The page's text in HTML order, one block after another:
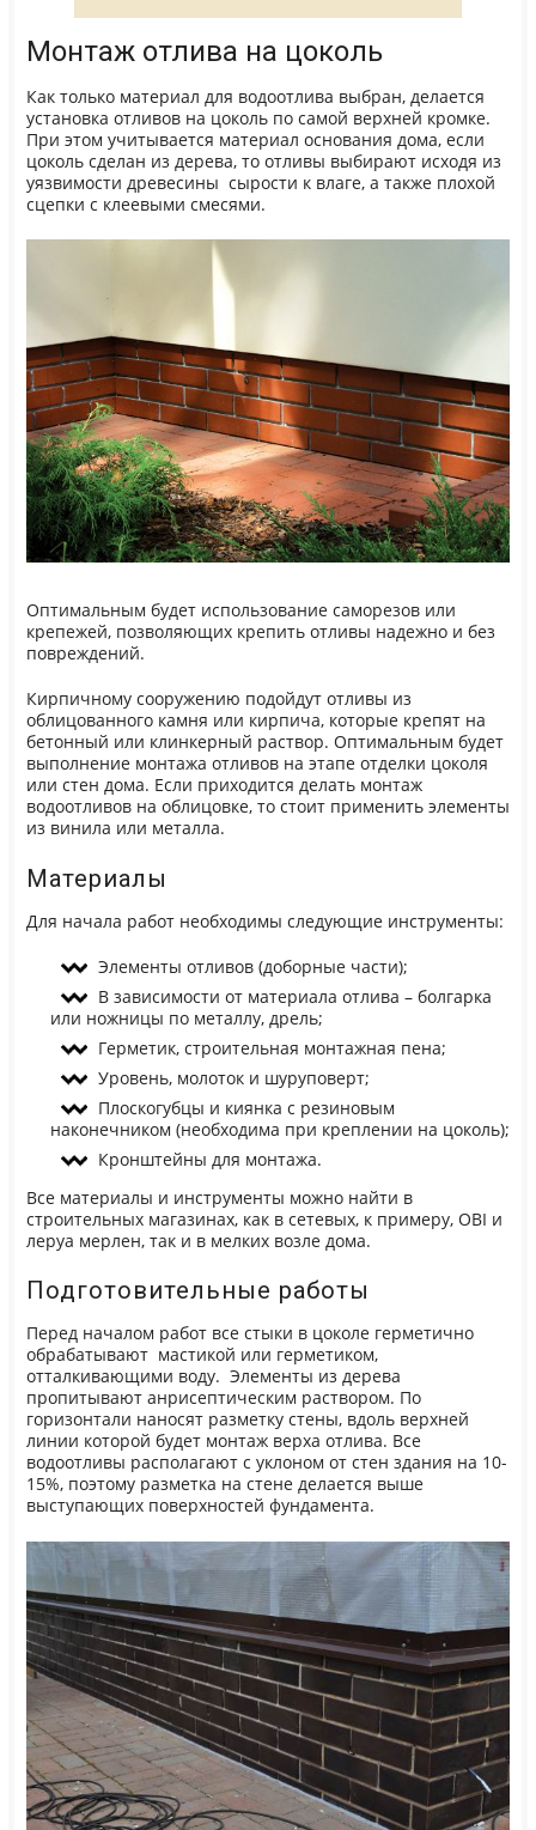
Монтаж отлива на цоколь
Как только материал для водоотлива выбран, делается
установка отливов на цоколь по самой верхней кромке.
При этом учитывается материал основания дома, если
цоколь сделан из дерева, то отливы выбирают исходя из
уязвимости древесины сырости к влаге, а также плохой
сцепки с клеевыми смесями.
Оптимальным будет использование саморезов или
крепежей, позволяющих крепить отливы надежно и без
повреждений.
Кирпичному сооружению подойдут отливы из
облицованного камня или кирпича, которые крепят на
бетонный или клинкерный раствор. Оптимальным будет
выполнение монтажа отливов на этапе отделки цоколя
или стен дома. Если приходится делать монтаж
водоотливов на облицовке, то стоит применить элементы
из винила или металла.
Материалы
Для начала работ необходимы следующие инструменты:
Элементы отливов (доборные части);
В зависимости от материала отлива – болгарка
или ножницы по металлу, дрель;
Герметик, строительная монтажная пена;
Уровень, молоток и шуруповерт;
Плоскогубцы и киянка с резиновым
наконечником (необходима при креплении на цоколь);
Кронштейны для монтажа.
Все материалы и инструменты можно найти в
строительных магазинах, как в сетевых, к примеру, OBI и
леруа мерлен, так и в мелких возле дома.
Подготовительные работы
Перед началом работ все стыки в цоколе герметично
обрабатывают мастикой или герметиком,
отталкивающими воду. Элементы из дерева
пропитывают анрисептическим раствором. По
горизонтали наносят разметку стены, вдоль верхней
линии которой будет монтаж верха отлива. Все
водоотливы располагают с уклоном от стен здания на 10-
15%, поэтому разметка на стене делается выше
выступающих поверхностей фундамента.